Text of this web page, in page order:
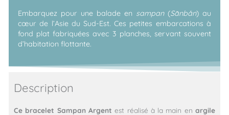
Embarquez pour une balade en sampan(Sānbǎn) au
cœur de l’Asie du Sud-Est. Ces petites embarcations à
fond plat fabriquées avec 3 planches, servant souvent
d’habitation flottante.
Description
Ce bracelet Sampan Argent est réalisé à la main enargile